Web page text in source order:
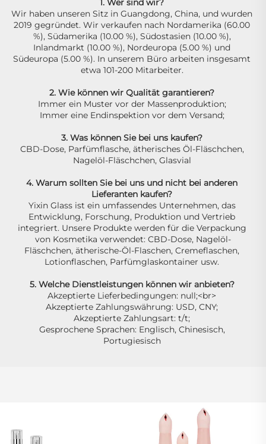
Wir haben unseren Sitz in Guangdong, China, und wurden
2019 gegründet. Wir verkaufen nach Nordamerika (60.00
%), Südamerika (10.00 %), Südostasien (10.00 %),
Inlandmarkt (10.00 %), Nordeuropa (5.00 %) und
Südeuropa (5.00 %). In unserem Büro arbeiten insgesamt
etwa 101-200 Mitarbeiter.
2. Wie können wir Qualität garantieren?
Immer ein Muster vor der Massenproduktion;
Immer eine Endinspektion vor dem Versand;
3. Was können Sie bei uns kaufen?
CBD-Dose, Parfümflasche, ätherisches Öl-Fläschchen,
Nagelöl-Fläschchen, Glasvial
4. Warum sollten Sie bei uns und nicht bei anderen
Lieferanten kaufen?
Yixin Glass ist ein umfassendes Unternehmen, das
Entwicklung, Forschung, Produktion und Vertrieb
integriert. Unsere Produkte werden für die Verpackung
von Kosmetika verwendet: CBD-Dose, Nagelöl-
Fläschchen, ätherische-Öl-Flaschen, Cremeflaschen,
Lotionflaschen, Parfümglaskontainer usw.
5. Welche Dienstleistungen können wir anbieten?
Akzeptierte Lieferbedingungen: null;<br>
Akzeptierte Zahlungswährung: USD, CNY;
Akzeptierte Zahlungsart: t/t;
Gesprochene Sprachen: Englisch, Chinesisch,
Portugiesisch